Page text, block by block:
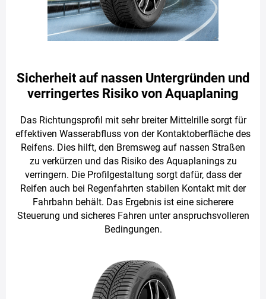
Sicherheit auf nassen Untergründen und
verringertes Risiko von Aquaplaning
Das Richtungsprofil mit sehr breiter Mittelrille sorgt für
effektiven Wasserabfluss von der Kontaktoberfläche des
Reifens. Dies hilft, den Bremsweg auf nassen Straßen
zu verkürzen und das Risiko des Aquaplanings zu
verringern. Die Profilgestaltung sorgt dafür, dass der
Reifen auch bei Regenfahrten stabilen Kontakt mit der
Fahrbahn behält. Das Ergebnis ist eine sicherere
Steuerung und sicheres Fahren unter anspruchsvolleren
Bedingungen.